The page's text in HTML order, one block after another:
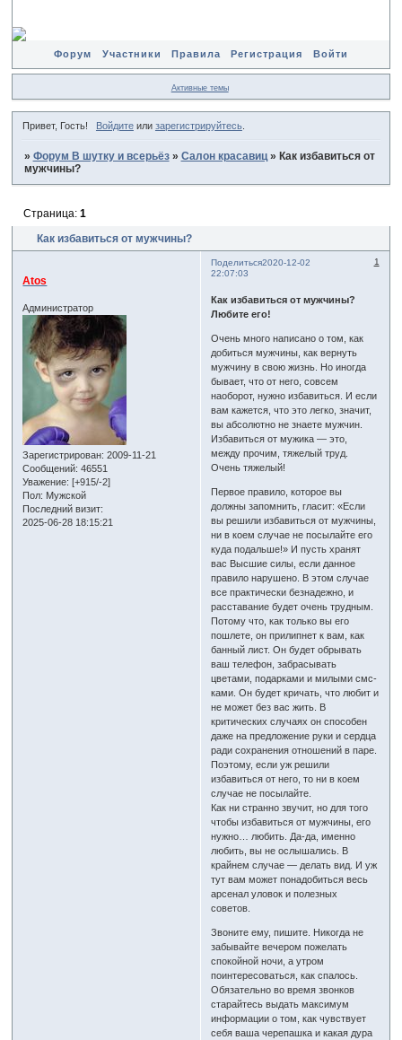
Форум Участники Правила Регистрация Войти
Активные темы
Привет, Гость! Войдитеили зарегистрируйтесь.
» Форум В шутку и всерьёз » Салон красавиц » Как избавиться от
мужчины?
Как избавиться от мужчины?
Страница: 1
Поделиться 1
2020-12-02
22:07:03
Atos
Администратор
Зарегистрирован: 2009-11-21
Сообщений: 46551
Уважение: [+915/-2]
Пол: Мужской
Последний визит:
2025-06-28 18:15:21
Как избавиться от мужчины?
Любите его!
Очень много написано о том, как
добиться мужчины, как вернуть
мужчину в свою жизнь. Но иногда
бывает, что от него, совсем
наоборот, нужно избавиться. И если
вам кажется, что это легко, значит,
вы абсолютно не знаете мужчин.
Избавиться от мужика — это,
между прочим, тяжелый труд.
Очень тяжелый!
Первое правило, которое вы
должны запомнить, гласит: «Если
вы решили избавиться от мужчины,
ни в коем случае не посылайте его
куда подальше!» И пусть хранят
вас Высшие силы, если данное
правило нарушено. В этом случае
все практически безнадежно, и
расставание будет очень трудным.
Потому что, как только вы его
пошлете, он прилипнет к вам, как
банный лист. Он будет обрывать
ваш телефон, забрасывать
цветами, подарками и милыми смс-
ками. Он будет кричать, что любит и
не может без вас жить. В
критических случаях он способен
даже на предложение руки и сердца
ради сохранения отношений в паре.
Поэтому, если уж решили
избавиться от него, то ни в коем
случае не посылайте.
Как ни странно звучит, но для того
чтобы избавиться от мужчины, его
нужно… любить. Да-да, именно
любить, вы не ослышались. В
крайнем случае — делать вид. И уж
тут вам может понадобиться весь
арсенал уловок и полезных
советов.
Звоните ему, пишите. Никогда не
забывайте вечером пожелать
спокойной ночи, а утром
поинтересоваться, как спалось.
Обязательно во время звонков
старайтесь выдать максимум
информации о том, как чувствует
себя ваша черепашка и какая дура